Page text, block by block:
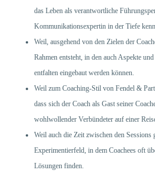
das Leben als verantwortliche
Kommunikationsexpertin in der Tiefe
Weil, ausgehend von den Zielen der
Rahmen entsteht, in den auch Aspekte
entfalten eingebaut werden können.
Weil zum Coaching-Stil von Fendel &
dass sich der Coach als Gast seiner
wohlwollender Verbündeter auf einer
Weil auch die Zeit zwischen den Sessions
Experimentierfeld, in dem Coachees oft
Lösungen finden.